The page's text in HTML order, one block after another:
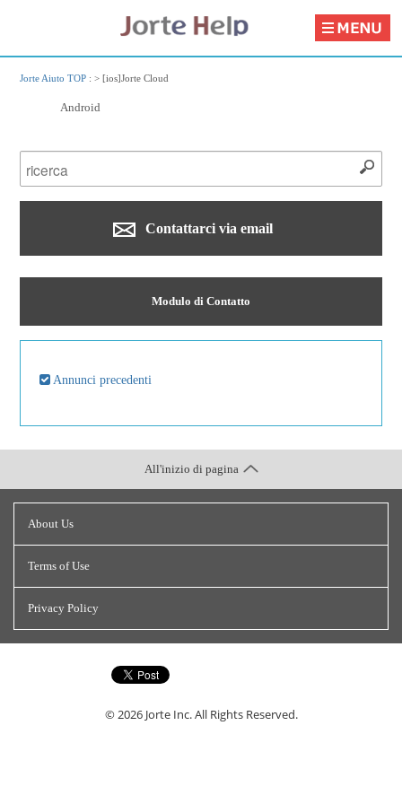
Jorte Aiuto TOP : >[ios]Jorte Cloud
Android
Contattarci via email
Modulo di Contatto
Annunci precedenti
About Us
Terms of Use
Privacy Policy
© 2026 Jorte Inc.All Rights Reserved.
All'inizio di pagina